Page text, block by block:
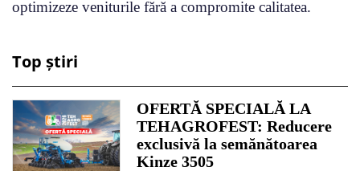
optimizeze veniturile fără a compromite calitatea.
Top știri
OFERTĂ SPECIALĂ LA
TEHAGROFEST: Reducere
exclusivă la semănătoarea
Kinze 3505